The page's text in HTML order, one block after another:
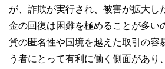
が、詐欺が実行され、被害が拡大し
金の回復は困難を極めることが多い
貨の匿名性や国境を越えた取引の容
う者にとって有利に働く側面があり、